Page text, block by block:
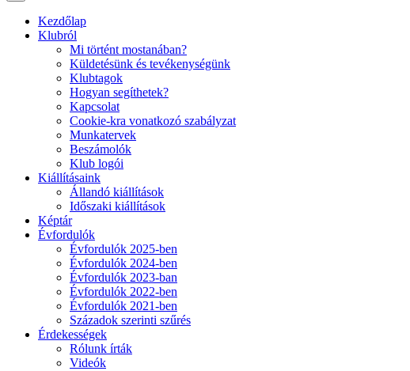
Kezdőlap
Klubról
Mi történt mostanában?
Küldetésünk és tevékenységünk
Klubtagok
Hogyan segíthetek?
Kapcsolat
Cookie-kra vonatkozó szabályzat
Munkatervek
Beszámolók
Klub logói
Kiállításaink
Állandó kiállítások
Időszaki kiállítások
Képtár
Évfordulók
Évfordulók 2025-ben
Évfordulók 2024-ben
Évfordulók 2023-ban
Évfordulók 2022-ben
Évfordulók 2021-ben
Századok szerinti szűrés
Érdekességek
Rólunk írták
Videók